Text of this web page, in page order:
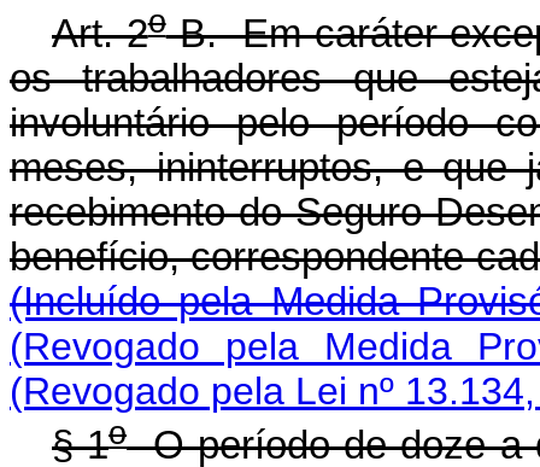
Art. 2o-B. Em caráter
os trabalhadores que
involuntário pelo período
meses, ininterruptos, e que
recebimento do Seguro-
benefício, correspondente
(Incluído pela Medida
(Revogado pela Medida
(Revogado pela Lei nº
§ 1oO período de doze a